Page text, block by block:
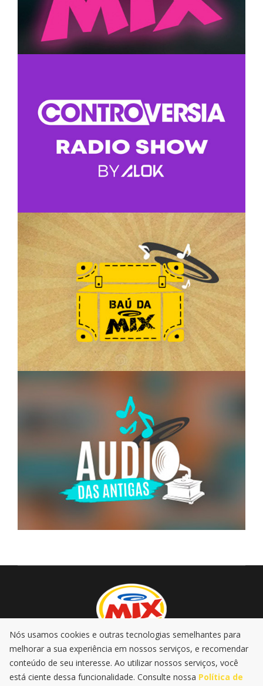
AO VIVO PROMOÇÕES PODCASTS
MÚSICA
NOTÍCIAS
Nós usamos cookies e outras tecnologias semelhantes para
melhorar a sua experiência em nossos serviços, e recomendar
conteúdo de seu interesse. Ao utilizar nossos serviços, você
está ciente dessa funcionalidade. Consulte nossa Política de